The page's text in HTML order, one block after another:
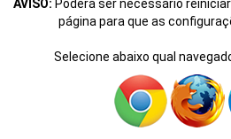
AVISO: Poderá ser necessário
página para que as
Selecione abaixo qual